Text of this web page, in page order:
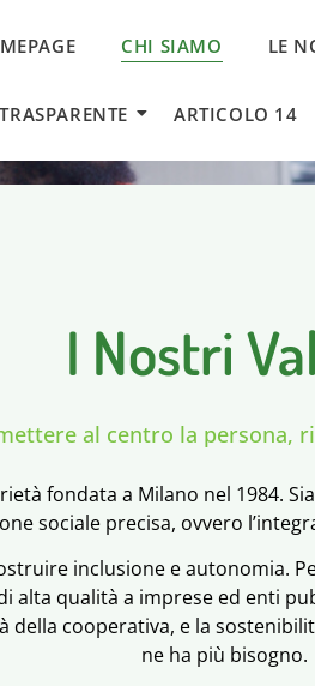
CHI SIAMO LE
ARTICOLO 14
I Nostri
al centro la persona,
fondata a Milano nel 1984.
sociale precisa, ovvero
inclusione e autonomia.
alta qualità a imprese ed enti
cooperativa, e la
ne ha più bisogno.